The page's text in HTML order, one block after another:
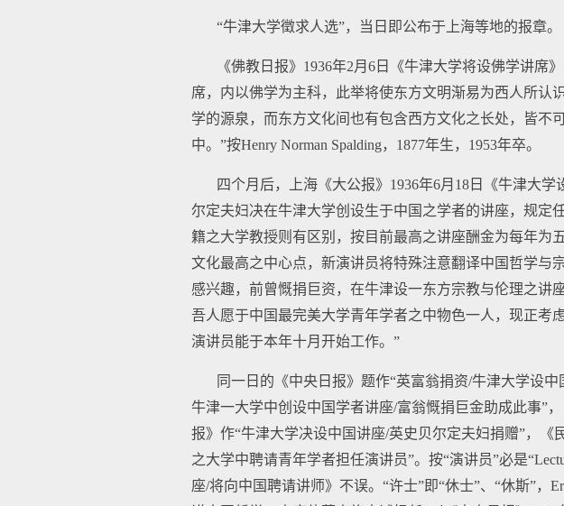
“牛津大学徵求人选”，当日即公布于上海等地的报章。
《佛教日报》1936年2月6日《牛津大学将设佛学讲
席，内以佛学为主科，此举将使东方文明渐易为西人所认
学的源泉，而东方文化间也有包含西方文化之长处，皆不
中。”按Henry Norman Spalding，1877年生，1953年卒。
四个月后，上海《大公报》1936年6月18日《牛津大
尔定夫妇决在牛津大学创设生于中国之学者的讲座，规定
籍之大学教授则有区别，按目前最高之讲座酬金为每年为
文化最高之中心点，新演讲员将特殊注意翻译中国哲学与
感兴趣，前曾慨捐巨资，在牛津设一东方宗教与伦理之讲
吾人愿于中国最完美大学青年学者之中物色一人，现正考
演讲员能于本年十月开始工作。”
同一日的《中央日报》题作“英富翁捐资/牛津大学设
牛津一大学中创设中国学者讲座/富翁慨捐巨金助成此事”
报》作“牛津大学决设中国讲座/英史贝尔定夫妇捐赠”，
之大学中聘请青年学者担任演讲员”。按“演讲员”必是
座/将向中国聘请讲师》不误。“许士”即“休士”、“休斯”，